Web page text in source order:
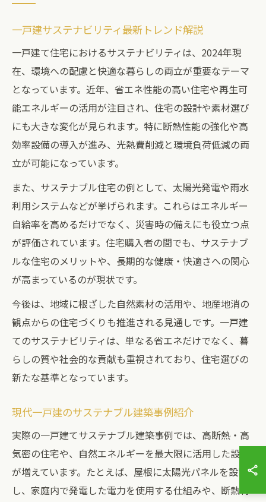
一戸建サステナビリティ最新トレンド解説
一戸建て住宅におけるサステナビリティは、2024年現
在、環境への配慮と快適な暮らしの両立が重要なテーマ
となっています。近年、省エネ性能の高い住宅や再生可
能エネルギーの活用が注目され、住宅の設計や素材選び
にも大きな変化が見られます。特に断熱性能の強化や高
効率設備の導入が進み、光熱費削減と環境負荷低減の両
立が可能になっています。
また、サステナブル住宅の例として、太陽光発電や雨水
利用システムなどが挙げられます。これらはエネルギー
自給率を高めるだけでなく、災害時の備えにも役立つ点
が評価されています。住宅購入者の間でも、サステナブ
ルな住宅のメリットや、長期的な健康・快適さへの関心
が高まっているのが現状です。
今後は、地域に根ざした自然素材の活用や、地産地消の
観点からの住宅づくりも推進される見通しです。一戸建
てのサステナビリティは、単なる省エネだけでなく、暮
らしの質や社会的な貢献も重視されており、住宅選びの
新たな基準となっています。
現代一戸建のサステナブル建築事例紹介
実際の一戸建てサステナブル建築事例では、高断熱・高
気密の住宅や、自然エネルギーを最大限に活用した設計
が増えています。たとえば、屋根に太陽光パネルを設置
し、家庭内で発電した電力を使用する仕組みや、断熱材